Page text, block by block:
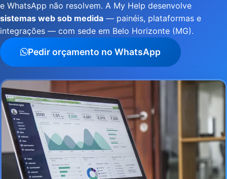
e WhatsApp não resolvem. A My Help desenvolve
sistemas web sob medida — painéis, plataformas e
integrações — com sede em Belo Horizonte (MG).
Pedir orçamento no WhatsApp